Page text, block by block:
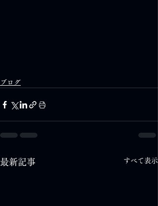
ブログ
最新記事 すべて表示